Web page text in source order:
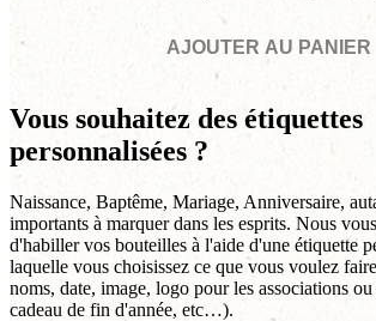
AJOUTER AU PANIER
Vous souhaitez des étiquettes
personnalisées ?
Naissance, Baptême, Mariage, Anniversaire,
importants à marquer dans les esprits. Nous
d'habiller vos bouteilles à l'aide d'une étiquette
laquelle vous choisissez ce que vous voulez
noms, date, image, logo pour les associations ou
cadeau de fin d'année, etc…).